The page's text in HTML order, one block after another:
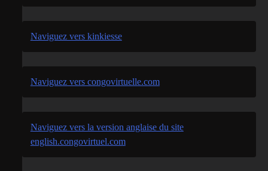
Naviguez vers kinkiesse
Naviguez vers congovirtuelle.com
Naviguez vers la version anglaise du site
english.congovirtuel.com